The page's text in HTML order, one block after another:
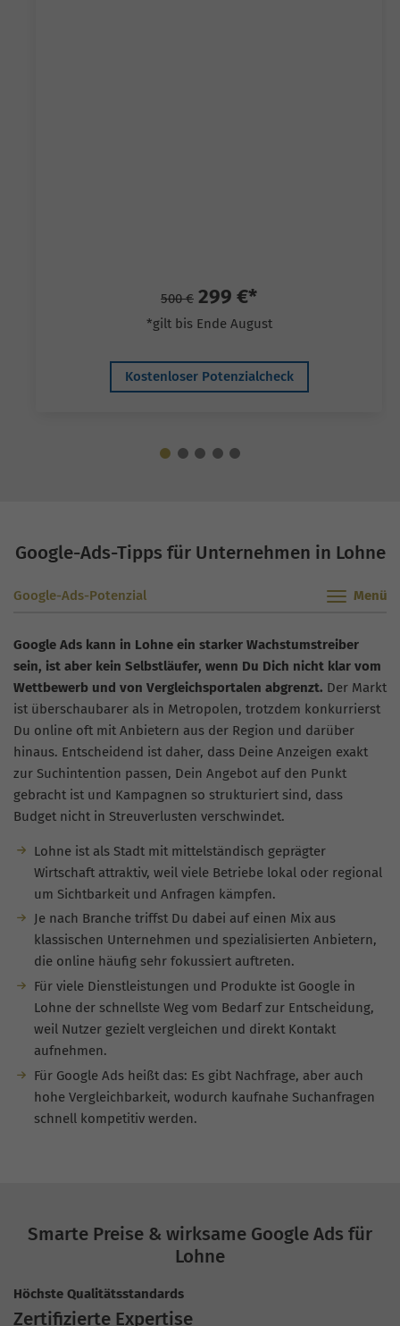
500 € 299 €*
*gilt bis Ende August
Kostenloser Potenzialcheck
Google-Ads-Tipps für Unternehmen in Lohne
Google-Ads-Potenzial
Google Ads kann in Lohne ein starker Wachstumstreiber
sein, ist aber kein Selbstläufer, wenn Du Dich nicht klar vom
Wettbewerb und von Vergleichsportalen abgrenzt. Der Markt
ist überschaubarer als in Metropolen, trotzdem konkurrierst
Du online oft mit Anbietern aus der Region und darüber
hinaus. Entscheidend ist daher, dass Deine Anzeigen exakt
zur Suchintention passen, Dein Angebot auf den Punkt
gebracht ist und Kampagnen so strukturiert sind, dass
Budget nicht in Streuverlusten verschwindet.
Lohne ist als Stadt mit mittelständisch geprägter
Wirtschaft attraktiv, weil viele Betriebe lokal oder regional
um Sichtbarkeit und Anfragen kämpfen.
Je nach Branche triffst Du dabei auf einen Mix aus
klassischen Unternehmen und spezialisierten Anbietern,
die online häufig sehr fokussiert auftreten.
Für viele Dienstleistungen und Produkte ist Google in
Lohne der schnellste Weg vom Bedarf zur Entscheidung,
weil Nutzer gezielt vergleichen und direkt Kontakt
aufnehmen.
Für Google Ads heißt das: Es gibt Nachfrage, aber auch
hohe Vergleichbarkeit, wodurch kaufnahe Suchanfragen
schnell kompetitiv werden.
Smarte Preise & wirksame Google Ads für
Lohne
Höchste Qualitätsstandards
Zertifizierte Expertise